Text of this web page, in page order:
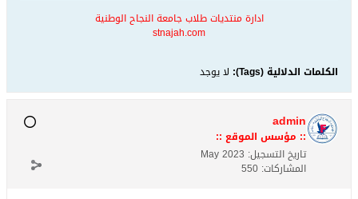
ادارة منتديات طلاب جامعة النجاح الوطنية
stnajah.com
الكلمات الدلالية (Tags): لا يوجد
admin
:: مؤسس الموقع ::
تاريخ التسجيل: May 2023
المشاركات: 550